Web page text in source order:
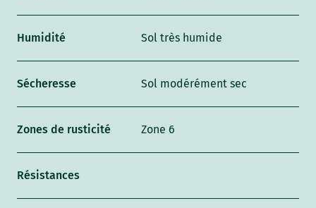
Humidité Sol très humide
Sécheresse Sol modérément sec
Zones de rusticité Zone 6
Résistances